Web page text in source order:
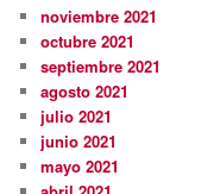
noviembre 2021
octubre 2021
septiembre 2021
agosto 2021
julio 2021
junio 2021
mayo 2021